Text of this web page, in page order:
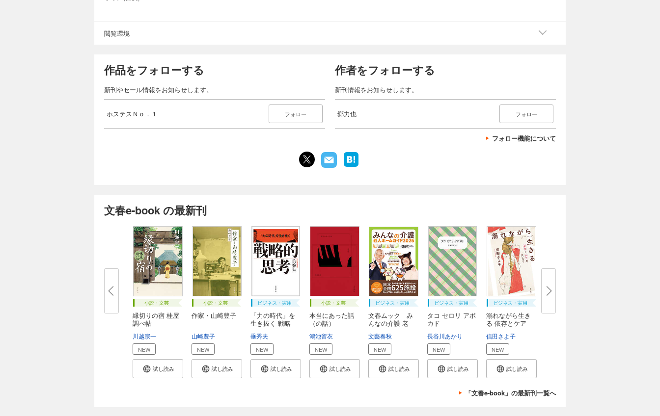
閲覧環境
作品をフォローする
新刊やセール情報をお知らせします。
ホステスＮｏ．１ フォロー
作者をフォローする
新刊情報をお知らせします。
郷力也 フォロー
フォロー機能について
文春e-book の最新刊
小説・文芸
縁切りの宿 桂屋
調べ帖
川越宗一
NEW
試し読み
小説・文芸
作家・山崎豊子
山崎豊子
NEW
試し読み
ビジネス・実用
「力の時代」を
生き抜く 戦略
垂秀夫
NEW
試し読み
小説・文芸
本当にあった話
（の話）
鴻池留衣
NEW
試し読み
ビジネス・実用
文春ムック み
んなの介護 老
文藝春秋
NEW
試し読み
ビジネス・実用
タコ セロリ アボ
カド
長谷川あかり
NEW
試し読み
ビジネス・実用
溺れながら生き
る 依存とケア
信田さよ子
NEW
試し読み
「文春e-book」の最新刊一覧へ